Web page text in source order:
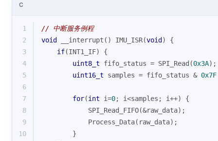
C
1
// 中断服务例程
2
void __interrupt() IMU_ISR(void ) {
3
if(INT1_IF) {
4
uint8_t fifo_status = SPI_Read(0x3A);
5
uint16_t samples = fifo_status & 0x7F
6
7
for(int i=0; i<samples; i++) {
8
            SPI_Read_FIFO(&raw_data);
9
            Process_Data(raw_data);
10
        }